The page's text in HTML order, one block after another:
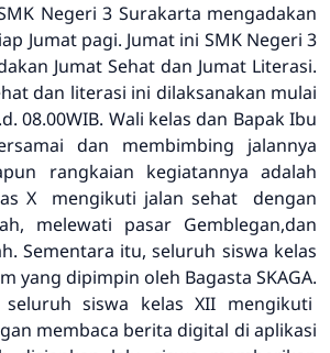
Negeri 3 Surakarta mengadakan
Jumat pagi. Jumat ini SMK Negeri 3
Jumat Sehat dan Jumat Literasi.
dan literasi ini dilaksanakan mulai
08.00WIB. Wali kelas dan Bapak Ibu
dan membimbing jalannya
rangkaian kegiatannya adalah
X mengikuti jalan sehat dengan
melewati pasar Gemblegan,dan
Sementara itu, seluruh siswa kelas
yang dipimpin oleh Bagasta SKAGA.
siswa kelas XII mengikuti
membaca berita digital di aplikasi